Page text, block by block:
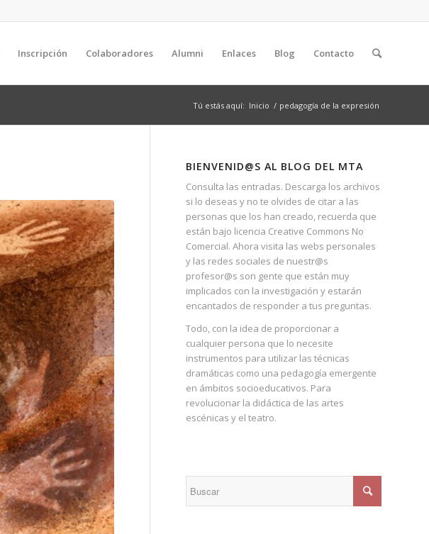
Inscripción Colaboradores Alumni Enlaces Blog Contacto
Tú estás aquí: Inicio / pedagogía de la expresión
BIENVENID@S AL BLOG DEL MTA
Consulta las entradas. Descarga los archivos
si lo deseas y no te olvides de citar a las
personas que los han creado, recuerda que
están bajo licencia Creative Commons No
Comercial. Ahora visita las webs personales
y las redes sociales de nuestr@s
profesor@s son gente que están muy
implicados con la investigación y estarán
encantados de responder a tus preguntas.
Todo, con la idea de proporcionar a
cualquier persona que lo necesite
instrumentos para utilizar las técnicas
dramáticas como una pedagogía emergente
en ámbitos socioeducativos. Para
revolucionar la didáctica de las artes
escénicas y el teatro.